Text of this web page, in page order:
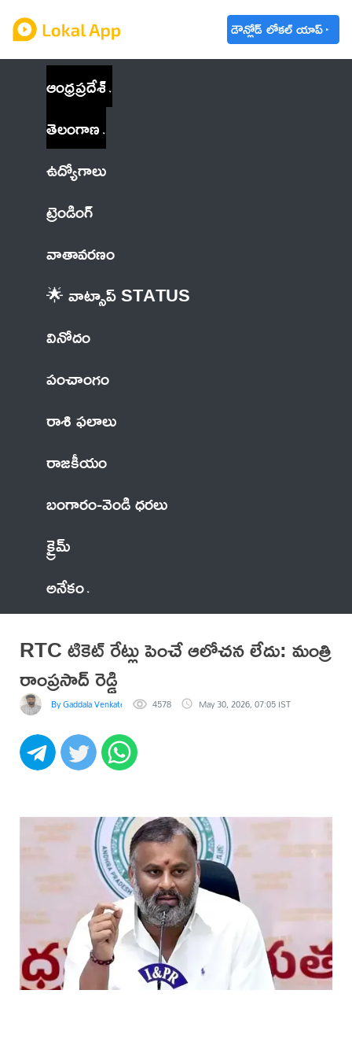
డౌన్లోడ్ లోకల్ యాప్
ఆంధ్రప్రదేశ్
తెలంగాణ
ఉద్యోగాలు
ట్రెండింగ్
వాతావరణం
🌟 వాట్సాప్ STATUS
వినోదం
పంచాంగం
రాశి ఫలాలు
రాజకీయం
బంగారం-వెండి ధరలు
క్రైమ్
అనేకం
RTC టికెట్ రేట్లు పెంచే ఆలోచన లేదు: మంత్రి
రాంప్రసాద్ రెడ్డి
By Gaddala VenkateswaraRao4578 May 30, 2026, 07:05 IST